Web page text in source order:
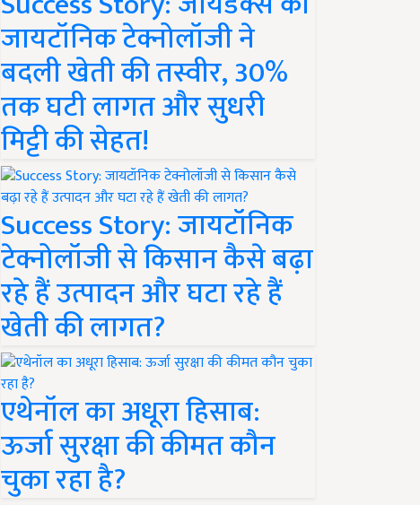
जायटॉनिक टेक्नोलॉजी ने
बदली खेती की तस्वीर, 30%
तक घटी लागत और सुधरी
मिट्टी की सेहत!
Success Story: जायटॉनिक
टेक्नोलॉजी से किसान कैसे बढ़ा
रहे हैं उत्पादन और घटा रहे हैं
खेती की लागत?
एथेनॉल का अधूरा हिसाब:
ऊर्जा सुरक्षा की कीमत कौन
चुका रहा है?